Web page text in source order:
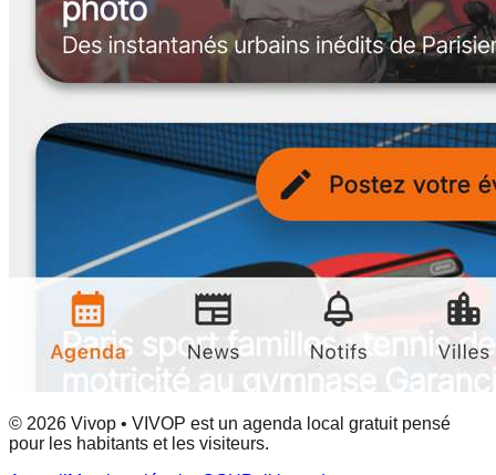
© 2026 Vivop • VIVOP est un agenda local gratuit pensé
pour les habitants et les visiteurs.